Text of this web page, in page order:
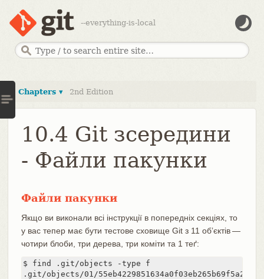
--everything-is-local
Chapters ▾ 2nd Edition
10.4 Git зсередини
- Файли пакунки
Файли пакунки
Якщо ви виконали всі інструкції в попередніх секціях, то
у вас тепер має бути тестове сховище Git з 11 обʼєктів —
чотири блоби, три дерева, три коміти та 1 теґ:
$ find .git/objects -type f
.git/objects/01/